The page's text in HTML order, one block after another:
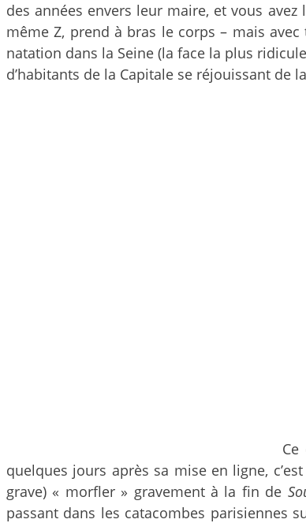
des années envers leur maire, et vous
même Z, prend à bras le corps – mais
natation dans la Seine (la face la plus
d’habitants de la Capitale se réjouissant de
quelques jours après sa mise en ligne,
grave) « morfler » gravement à la fin de
passant dans les catacombes parisiennes